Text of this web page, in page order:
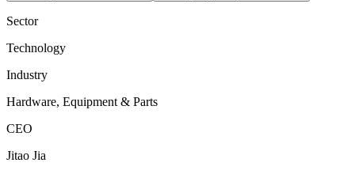
Sector
Technology
Industry
Hardware, Equipment & Parts
CEO
Jitao Jia